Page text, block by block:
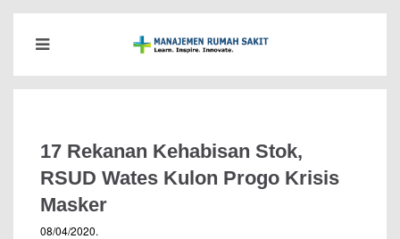
17 Rekanan Kehabisan Stok,
RSUD Wates Kulon Progo Krisis
Masker
08/04/2020.